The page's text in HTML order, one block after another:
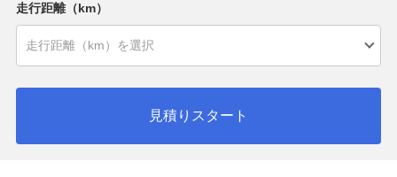
走行距離（km）
見積りスタート